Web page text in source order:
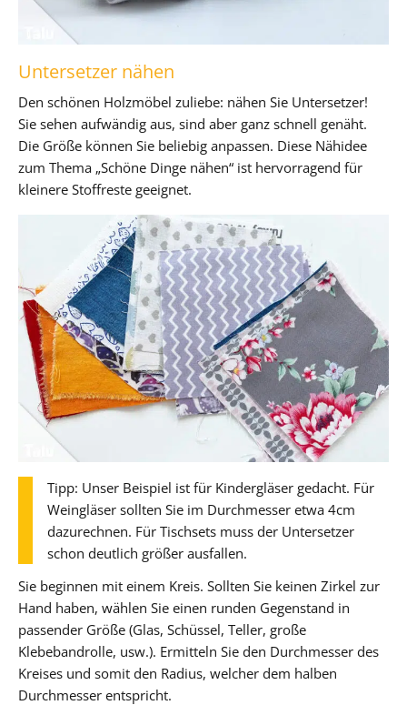
Untersetzer nähen
Den schönen Holzmöbel zuliebe: nähen Sie Untersetzer!
Sie sehen aufwändig aus, sind aber ganz schnell genäht.
Die Größe können Sie beliebig anpassen. Diese Nähidee
zum Thema „Schöne Dinge nähen“ ist hervorragend für
kleinere Stoffreste geeignet.
Tipp: Unser Beispiel ist für Kindergläser gedacht. Für
Weingläser sollten Sie im Durchmesser etwa 4cm
dazurechnen. Für Tischsets muss der Untersetzer
schon deutlich größer ausfallen.
Sie beginnen mit einem Kreis. Sollten Sie keinen Zirkel zur
Hand haben, wählen Sie einen runden Gegenstand in
passender Größe (Glas, Schüssel, Teller, große
Klebebandrolle, usw.). Ermitteln Sie den Durchmesser des
Kreises und somit den Radius, welcher dem halben
Durchmesser entspricht.